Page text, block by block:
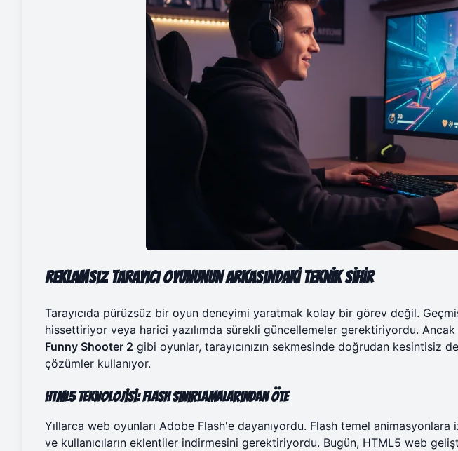
Reklamsız Tarayıcı Oyununun Arkasındaki Teknik Sihir
Tarayıcıda pürüzsüz bir oyun deneyimi yaratmak kolay bir görev değil.
hissettiriyor veya harici yazılımda sürekli güncellemeler gerektiriyordu.
Funny Shooter 2 gibi oyunlar, tarayıcınızın sekmesinde doğrudan kesintisiz
çözümler kullanıyor.
HTML5 Teknolojisi: Flash Sınırlamalarından Öte
Yıllarca web oyunları Adobe Flash'e dayanıyordu. Flash temel
ve kullanıcıların eklentiler indirmesini gerektiriyordu. Bugün, HTML5 web